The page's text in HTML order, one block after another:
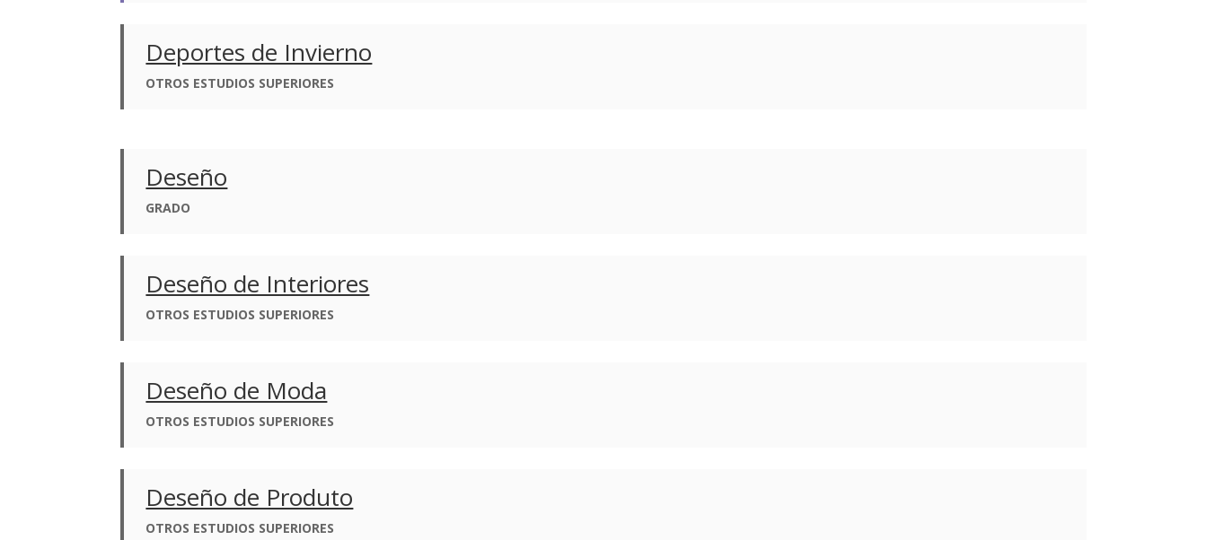
Deportes de Invierno
OTROS ESTUDIOS SUPERIORES
Deseño
GRADO
Deseño de Interiores
OTROS ESTUDIOS SUPERIORES
Deseño de Moda
OTROS ESTUDIOS SUPERIORES
Deseño de Produto
OTROS ESTUDIOS SUPERIORES